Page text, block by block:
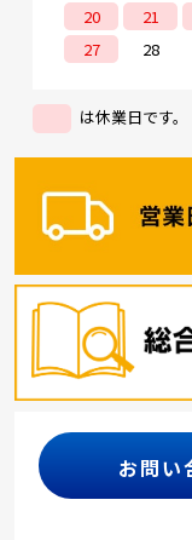
20
21
27
28
は休業日です
お問い